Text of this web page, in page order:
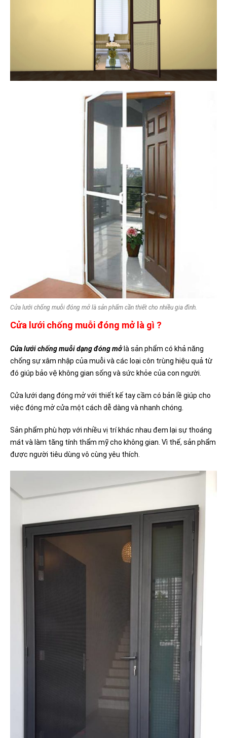
Cửa lưới chống muỗi đóng mở là sản phẩm cần thiết cho nhiều gia đình.
Cửa lưới chống muỗi đóng mở là gì ?
Cửa lưới chống muỗi dạng đóng mởlà sản phẩm có khả năng
chống sự xâm nhập của muỗi và các loại côn trùng hiệu quả từ
đó giúp bảo vệ không gian sống và sức khỏe của con người.
Cửa lưới dạng đóng mở với thiết kế tay cầm có bản lề giúp cho
việc đóng mở cửa một cách dễ dàng và nhanh chóng.
Sản phẩm phù hợp với nhiều vị trí khác nhau đem lại sự thoáng
mát và làm tăng tính thẩm mỹ cho không gian. Vì thế, sản phẩm
được người tiêu dùng vô cùng yêu thích.